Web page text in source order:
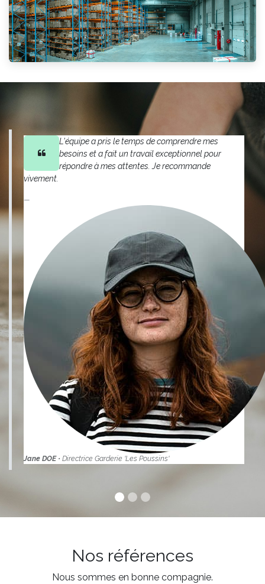
L'équipe a pris le temps de comprendre mes
besoins et a fait un travail exceptionnel pour
répondre à mes attentes. Je recommande
vivement.
Jane DOE• Directrice Garderie 'Les Poussins'
Nos références
Nous sommes en bonne compagnie.